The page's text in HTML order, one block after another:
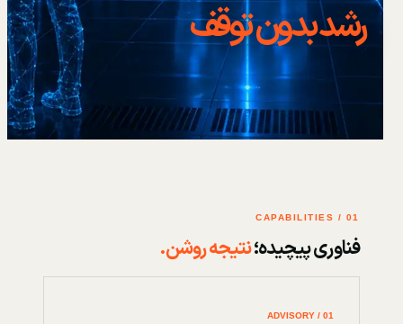
رشد بدون توقف
01 / CAPABILITIES
فناوری پیچیده؛نتیجه روشن.
01 / ADVISORY